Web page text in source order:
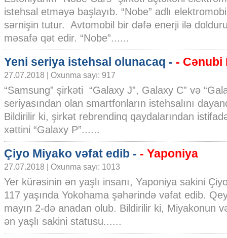
istehsal etməyə başlayıb. “Nobe” adlı
sərnişin tutur. Avtomobil bir dəfə enerji ilə
məsafə qət edir. “Nobe”......
Yeni seriya istehsal olunacaq - - Cənubi
27.07.2018 | Oxunma sayı: 917
“Samsung” şirkəti “Galaxy J”, Galaxy C” və
seriyasından olan smartfonların istehsalını
Bildirilir ki, şirkət rebrendinq qaydalarından
xəttini “Galaxy P”......
Çiyo Miyako vəfat edib - - Yaponiya
27.07.2018 | Oxunma sayı: 1013
Yer kürəsinin ən yaşlı insanı, Yaponiya sakini
117 yaşında Yokohama şəhərində vəfat edib.
mayın 2-də anadan olub. Bildirilir ki, Miyakonun
ən yaşlı sakini statusu......